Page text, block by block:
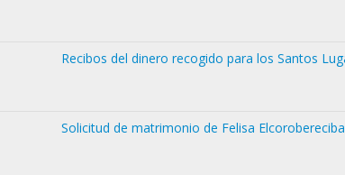
Recibos del dinero recogido para los Santos
Solicitud de matrimonio de Felisa